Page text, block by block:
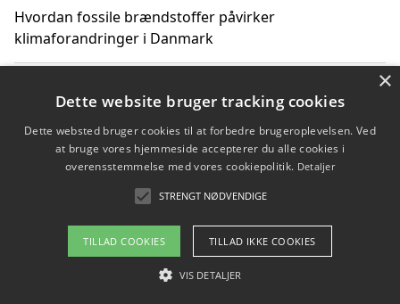
Hvordan fossile brændstoffer påvirker
klimaforandringer i Danmark
klimaændringer
Hvordan citater om fossile brændstoffer kan ændre
Copyright 2026 - Pilanto Aps
Om / kontakt
×
Dette website bruger tracking cookies
Dette websted bruger cookies til at forbedre brugeroplevelsen. Ved
at bruge vores hjemmeside accepterer du alle cookies i
overensstemmelse med vores cookiepolitik. Detaljer
STRENGT NØDVENDIGE
TILLAD COOKIES TILLAD IKKE COOKIES
VIS DETALJER